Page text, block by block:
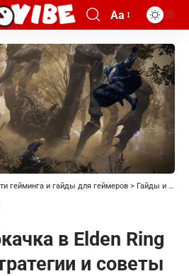
Aa
гейминга и гайды для геймеров > Гайды и прохождения
в Elden Ring
и советы